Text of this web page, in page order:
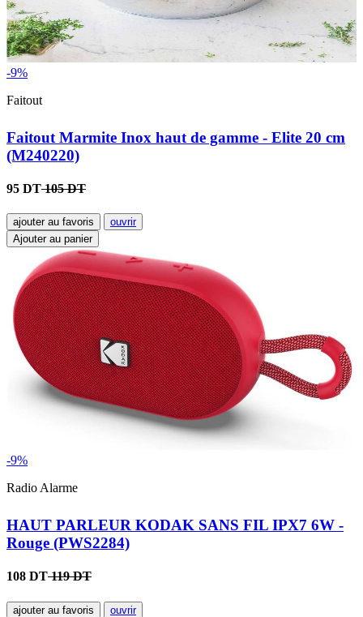
-9%
Faitout
Faitout Marmite Inox haut de gamme - Elite 20 cm
(M240220)
95 DT105 DT
ajouter au favoris
ouvrir
Ajouter au panier
-9%
Radio Alarme
HAUT PARLEUR KODAK SANS FIL IPX7 6W -
Rouge (PWS2284)
108 DT119 DT
ajouter au favoris
ouvrir